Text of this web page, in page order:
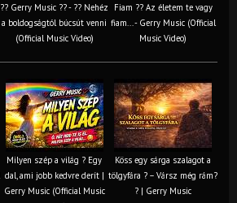
?? Gerry Music ?? - ?? Nehéz
a boldogságtól búcsút venni
(Official Music Video)
Fiam ?‍? Az életem te vagy
fiam... - Gerry Music (Official
Music Video)
Milyen szép a világ ? Egy
dal, ami jobb kedvre derít |
Gerry Music (Official Music
Köss egy sárga szalagot a
tölgyfára ?️ – Vársz még rám?
? | Gerry Music